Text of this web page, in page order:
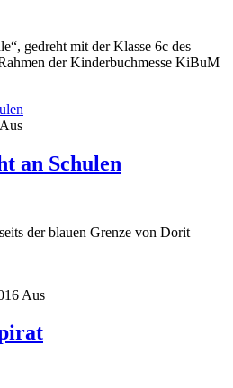
gedreht mit der Klasse 6c des
der Kinderbuchmesse KiBuM
Aus
an Schulen
der blauen Grenze von Dorit
Aus